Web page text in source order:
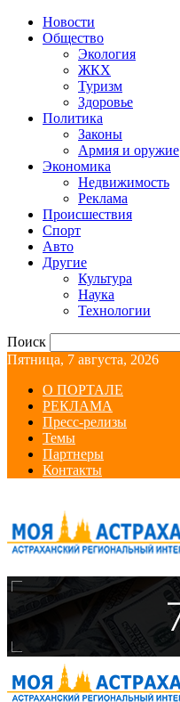
Новости
Общество
Экология
ЖКХ
Туризм
Здоровье
Политика
Законы
Армия и оружие
Экономика
Недвижимость
Реклама
Происшествия
Спорт
Авто
Другие
Культура
Наука
Технологии
Поиск
Пятница, 7 августа, 2026
О ПОРТАЛЕ
РЕКЛАМА
Пресс-релизы
Темы
Партнеры
Контакты